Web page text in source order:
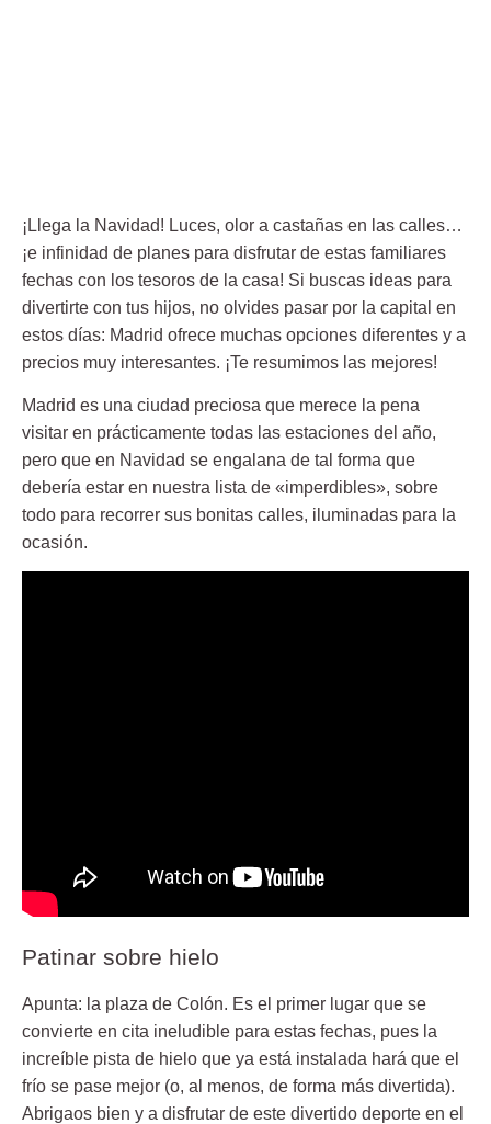
¡Llega la Navidad! Luces, olor a castañas en las calles…
¡e infinidad de planes para disfrutar de estas familiares
fechas con los tesoros de la casa! Si buscas ideas para
divertirte con tus hijos, no olvides pasar por la capital en
estos días: Madrid ofrece muchas opciones diferentes y a
precios muy interesantes. ¡Te resumimos las mejores!
Madrid es una ciudad preciosa que merece la pena
visitar en prácticamente todas las estaciones del año,
pero que en Navidad se engalana de tal forma que
debería estar en nuestra lista de «imperdibles», sobre
todo para recorrer sus bonitas calles, iluminadas para la
ocasión.
Patinar sobre hielo
Apunta: la plaza de Colón. Es el primer lugar que se
convierte en cita ineludible para estas fechas, pues la
increíble pista de hielo que ya está instalada hará que el
frío se pase mejor (o, al menos, de forma más divertida).
Abrigaos bien y a disfrutar de este divertido deporte en el